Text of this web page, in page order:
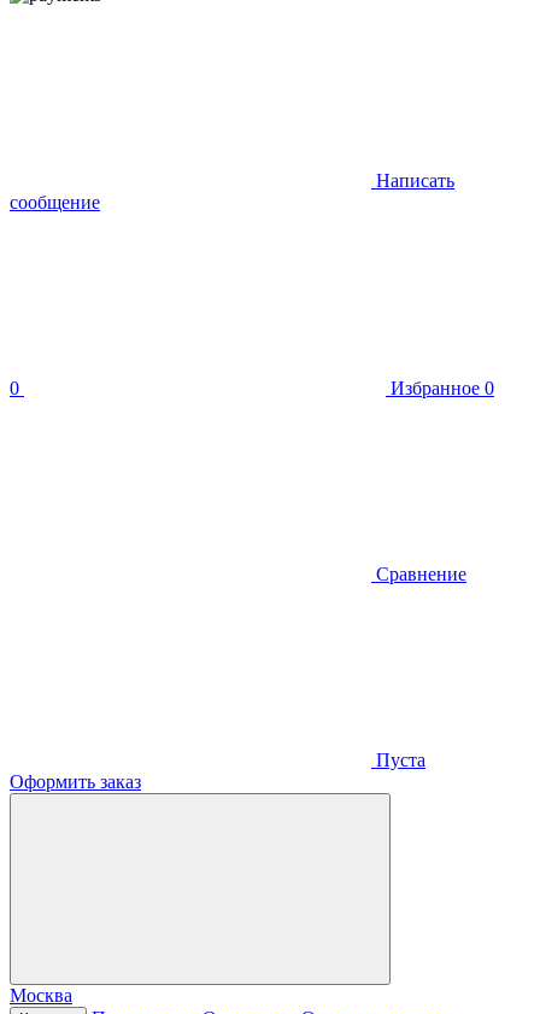
Написать
сообщение
0 Избранное 0
Сравнение
Пуста
Оформить заказ
Москва